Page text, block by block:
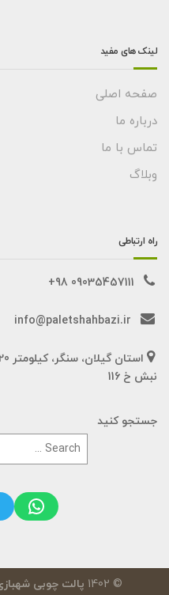
لینک های مفید
صفحه اصلی
درباره ما
تماس با ما
وبلاگ
راه ارتباطی
09035457111 98+
info@paletshahbazi.ir
نبش خ 116
جستجو کنید
© 1402 پالت چوبی